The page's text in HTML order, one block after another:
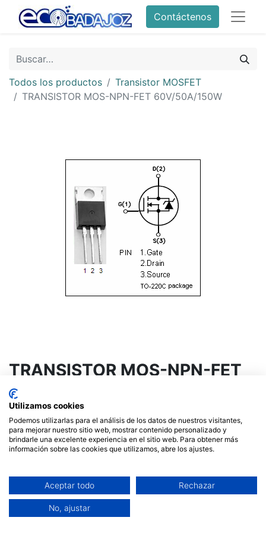
Contáctenos
Todos los productos
Transistor MOSFET
TRANSISTOR MOS-NPN-FET 60V/50A/150W
TRANSISTOR MOS-NPN-FET
60V/50A/150W
2,20€
Fuera de stock
disponible
Términos y condiciones
Utilizamos cookies
Podemos utilizarlas para el análisis de los datos de nuestros visitantes,
para mejorar nuestro sitio web, mostrar contenido personalizado y
brindarle una excelente experiencia en el sitio web. Para obtener más
información sobre las cookies que utilizamos, abre los ajustes.
Aceptar todo Rechazar
No, ajustar